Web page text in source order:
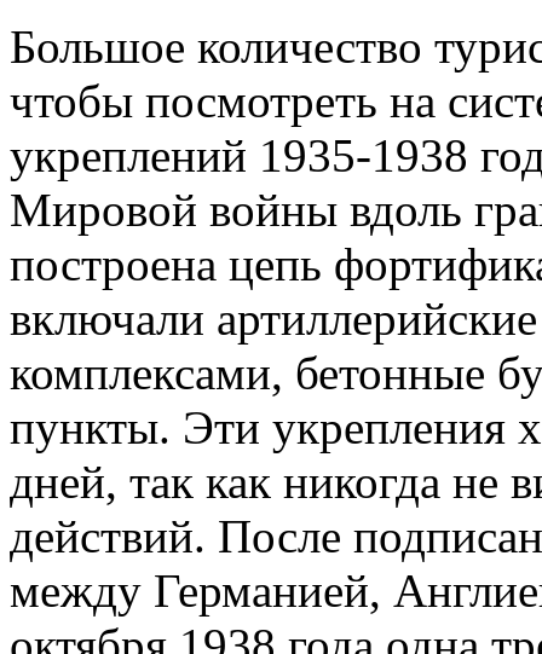
Большое количество
чтобы посмотреть на
укреплений 1935-1938
Мировой войны вдоль
построена цепь
включали
комплексами, бетонные
пункты. Эти укрепления
дней, так как никогда не
действий. После
между Германией,